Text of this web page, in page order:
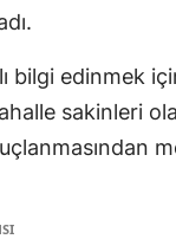
bilgi edinmek
sakinleri